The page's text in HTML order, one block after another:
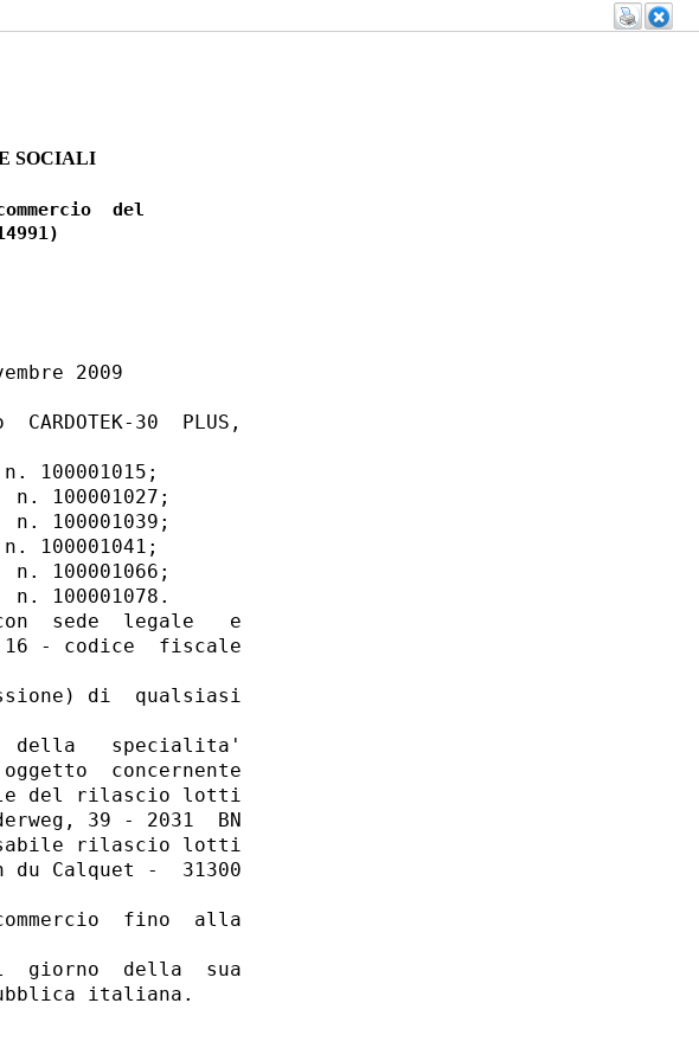
SOCIALI
del
2009
CARDOTEK-30  PLUS,
100001015;
n. 100001027;
n. 100001039;
100001041;
n. 100001066;
n. 100001078.
sede  legale   e
- codice  fiscale
di  qualsiasi
della   specialita'
concernente
del rilascio lotti
39 - 2031  BN
rilascio lotti
Calquet -  31300
fino  alla
giorno  della  sua
italiana.